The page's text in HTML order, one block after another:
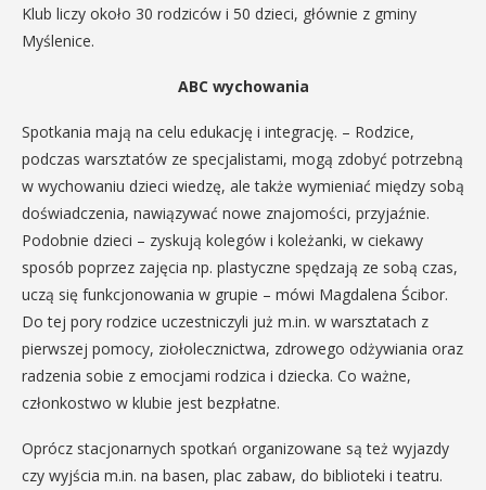
Klub liczy około 30 rodziców i 50 dzieci, głównie z gminy
Myślenice.
ABC wychowania
Spotkania mają na celu edukację i integrację. – Rodzice,
podczas warsztatów ze specjalistami, mogą zdobyć potrzebną
w wychowaniu dzieci wiedzę, ale także wymieniać między sobą
doświadczenia, nawiązywać nowe znajomości, przyjaźnie.
Podobnie dzieci – zyskują kolegów i koleżanki, w ciekawy
sposób poprzez zajęcia np. plastyczne spędzają ze sobą czas,
uczą się funkcjonowania w grupie – mówi Magdalena Ścibor.
Do tej pory rodzice uczestniczyli już m.in. w warsztatach z
pierwszej pomocy, ziołolecznictwa, zdrowego odżywiania oraz
radzenia sobie z emocjami rodzica i dziecka. Co ważne,
członkostwo w klubie jest bezpłatne.
Oprócz stacjonarnych spotkań organizowane są też wyjazdy
czy wyjścia m.in. na basen, plac zabaw, do biblioteki i teatru.